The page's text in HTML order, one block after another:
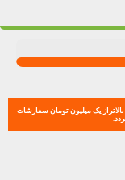
یک میلیون تومان سفارشات